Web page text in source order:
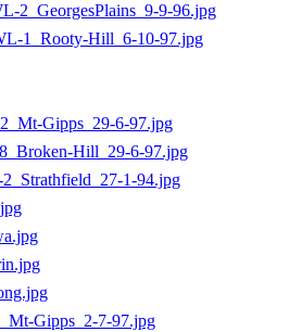
2_GeorgesPlains_9-9-96.jpg
1_Rooty-Hill_6-10-97.jpg
Gipps_29-6-97.jpg
Hill_29-6-97.jpg
1-94.jpg
Gipps_2-7-97.jpg